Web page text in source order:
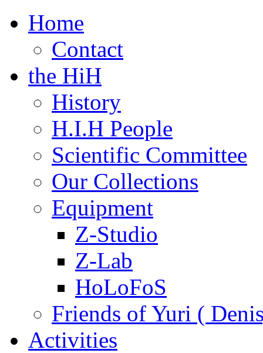
Home
Contact
the HiH
History
H.I.H People
Scientific Committee
Our Collections
Equipment
Z-Studio
Z-Lab
HoLoFoS
Friends of Yuri (
Activities